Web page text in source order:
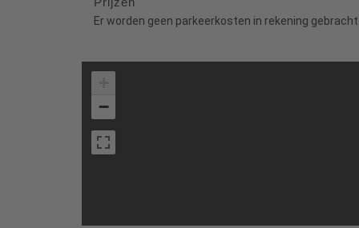
Er worden geen parkeerkosten in rekening gebracht.
−